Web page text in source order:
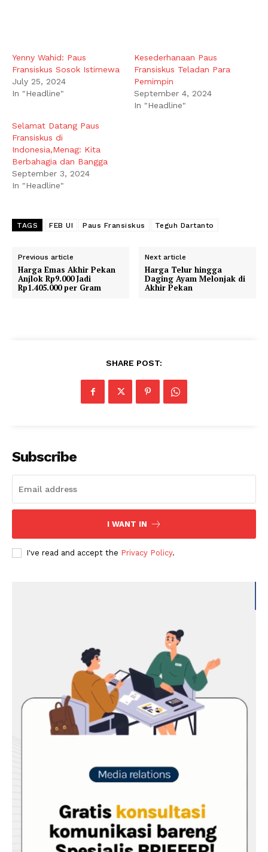
Yenny Wahid: Paus
Fransiskus Sosok Istimewa
July 25, 2024
In "Headline"
Kesederhanaan Paus
Fransiskus Teladan Para
Pemimpin
September 4, 2024
In "Headline"
Selamat Datang Paus
Fransiskus di
Indonesia,Menag: Kita
Berbahagia dan Bangga
September 3, 2024
In "Headline"
TAGS FEB UI Paus Fransiskus Teguh Dartanto
Previous article
Harga Emas Akhir Pekan
Anjlok Rp9.000 Jadi
Rp1.405.000 per Gram
Next article
Harga Telur hingga
Daging Ayam Melonjak di
Akhir Pekan
SHARE POST:
Subscribe
I WANT IN
I've read and accept the Privacy Policy.